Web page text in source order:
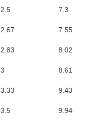
2.5 7.3
2.67 7.55
2.83 8.02
3 8.61
3.33 9.43
3.5 9.94